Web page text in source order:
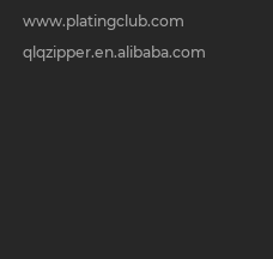
www.platingclub.com
qlqzipper.en.alibaba.com